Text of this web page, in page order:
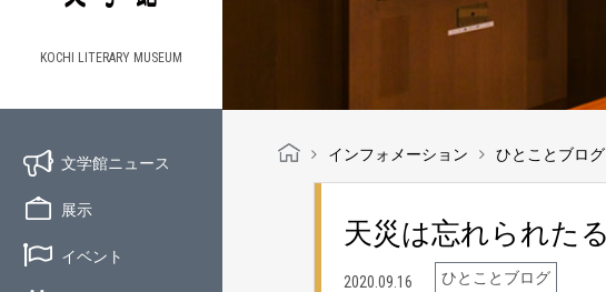
KOCHI LITERARY MUSEUM
文学館ニュース
展示
イベント
インフォメーション ひとことブログ
天災は忘れられた
2020.09.16 ひとことブログ